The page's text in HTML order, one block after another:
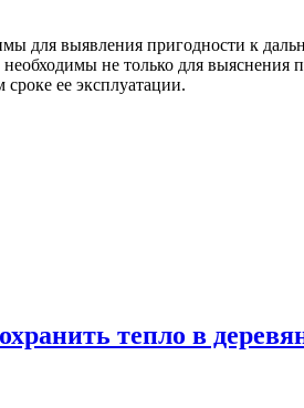
для выявления пригодности к
не только для выяснения
ее эксплуатации.
тепло в